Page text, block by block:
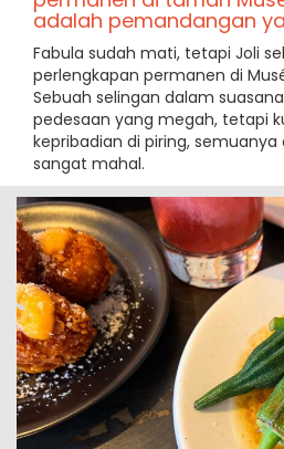
adalah pemandangan
Fabula sudah mati, tetapi Joli
perlengkapan permanen di
Sebuah selingan dalam
pedesaan yang megah, tetapi
kepribadian di piring,
sangat mahal.